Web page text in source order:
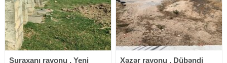
Suraxanı rayonu , Yeni
Xəzər rayonu , Dübəndi